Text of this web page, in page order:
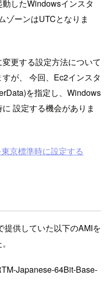
したWindowsインスタ
ゾーンはUTCとなりま
更する設定方法について
が、 今回、Ec2インスタ
を指定し、Windows
設定する機会がありま
京標準時に設定する
提供していた以下のAMIを
Japanese-64Bit-Base-